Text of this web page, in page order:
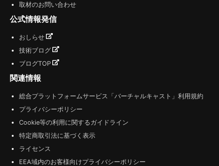
取材のお問い合わせ
公式情報発信
おしらせ
技術ブログ
ブログTOP
関連情報
総合プラットフォームサービス「バーチャルキャスト」利用規約
プライバシーポリシー
Cookie等の利用に関するガイドライン
特定商取引法に基づく表示
ライセンス
EEA域内のお客様向けプライバシーポリシー